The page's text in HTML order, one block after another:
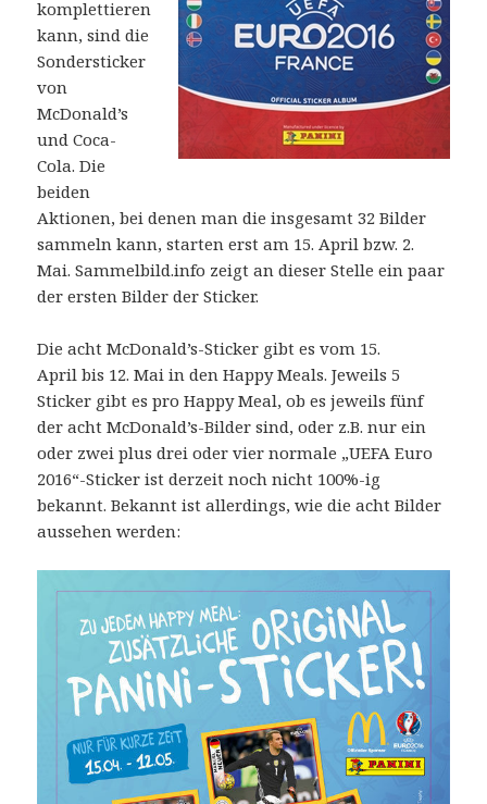
komplettieren
kann, sind die
Sondersticker
von
McDonald’s
und Coca-
Cola. Die
beiden
Aktionen, bei denen man die insgesamt 32 Bilder
sammeln kann, starten erst am 15. April bzw. 2.
Mai. Sammelbild.info zeigt an dieser Stelle ein paar
der ersten Bilder der Sticker.
Die acht McDonald’s-Sticker gibt es vom 15.
April bis 12. Mai in den Happy Meals. Jeweils 5
Sticker gibt es pro Happy Meal, ob es jeweils fünf
der acht McDonald’s-Bilder sind, oder z.B. nur ein
oder zwei plus drei oder vier normale „UEFA Euro
2016“-Sticker ist derzeit noch nicht 100%-ig
bekannt. Bekannt ist allerdings, wie die acht Bilder
aussehen werden: